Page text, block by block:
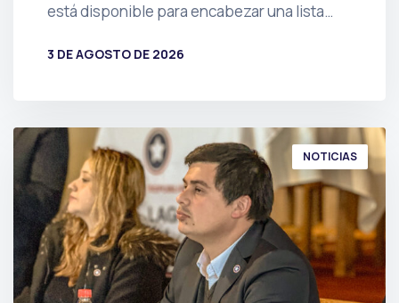
está disponible para encabezar una lista…
3 DE AGOSTO DE 2026
NOTICIAS